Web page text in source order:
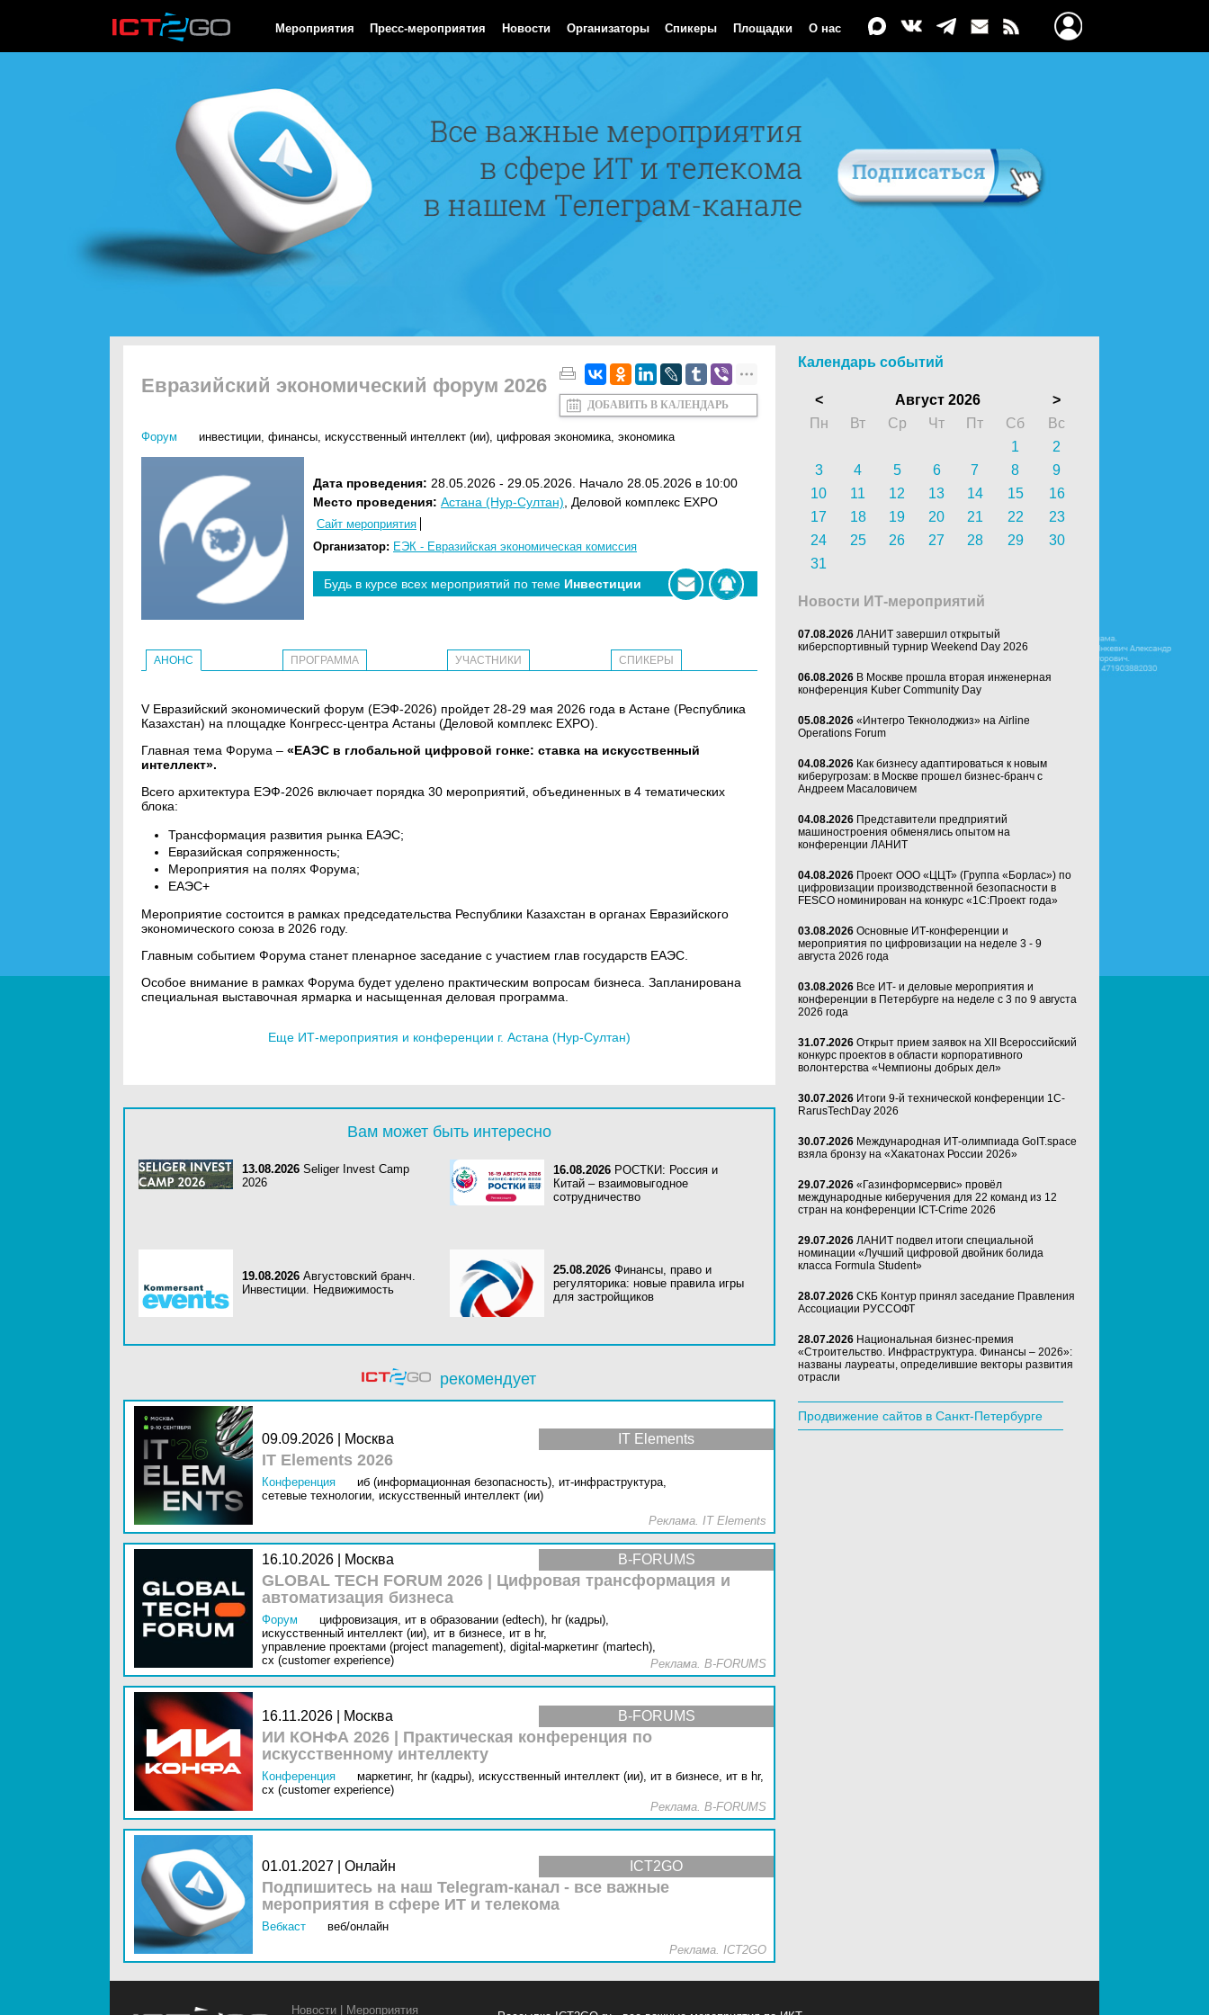
Мероприятия Пресс-мероприятия Новости Организаторы Спикеры Площадки О нас
Евразийский экономический форум 2026
ДОБАВИТЬ В КАЛЕНДАРЬ
Форум инвестиции, финансы, искусственный интеллект (ии), цифровая экономика, экономика
Дата проведения: 28.05.2026 - 29.05.2026. Начало 28.05.2026 в 10:00
Место проведения: Астана (Нур-Султан) , Деловой комплекс EXPO
Сайт мероприятия
Организатор: ЕЭК - Евразийская экономическая комиссия
Будь в курсе всех мероприятий по теме Инвестиции
АНОНС ПРОГРАММА УЧАСТНИКИ СПИКЕРЫ
V Евразийский экономический форум (ЕЭФ-2026) пройдет 28-29 мая 2026 года в Астане (Республика
Казахстан) на площадке Конгресс-центра Астаны (Деловой комплекс EXPO).
Главная тема Форума – «ЕАЭС в глобальной цифровой гонке: ставка на искусственный
интеллект».
Всего архитектура ЕЭФ-2026 включает порядка 30 мероприятий, объединенных в 4 тематических
блока:
Трансформация развития рынка ЕАЭС;
Евразийская сопряженность;
Мероприятия на полях Форума;
ЕАЭС+
Мероприятие состоится в рамках председательства Республики Казахстан в органах Евразийского
экономического союза в 2026 году.
Главным событием Форума станет пленарное заседание с участием глав государств ЕАЭС.
Особое внимание в рамках Форума будет уделено практическим вопросам бизнеса. Запланирована
специальная выставочная ярмарка и насыщенная деловая программа.
Еще ИТ-мероприятия и конференции г. Астана (Нур-Султан)
Вам может быть интересно
13.08.2026 Seliger Invest Camp
2026
16.08.2026 РОСТКИ: Россия и
Китай – взаимовыгодное
сотрудничество
19.08.2026 Августовский бранч.
Инвестиции. Недвижимость
25.08.2026 Финансы, право и
регуляторика: новые правила игры
для застройщиков
рекомендует
IT Elements
09.09.2026 | Москва
IT Elements 2026
Конференция иб (информационная безопасность), ит-инфраструктура,
сетевые технологии, искусственный интеллект (ии)
Реклама. IT Elements
B-FORUMS
16.10.2026 | Москва
GLOBAL TECH FORUM 2026 | Цифровая трансформация и
автоматизация бизнеса
Форум цифровизация, ит в образовании (edtech), hr (кадры),
искусственный интеллект (ии), ит в бизнесе, ит в hr,
управление проектами (project management), digital-маркетинг (martech),
cx (customer experience)
Реклама. B-FORUMS
B-FORUMS
16.11.2026 | Москва
ИИ КОНФА 2026 | Практическая конференция по
искусственному интеллекту
Конференция маркетинг, hr (кадры), искусственный интеллект (ии), ит в бизнесе, ит в hr,
cx (customer experience)
Реклама. B-FORUMS
ICT2GO
01.01.2027 | Онлайн
Подпишитесь на наш Telegram-канал - все важные
мероприятия в сфере ИТ и телекома
Вебкаст
веб/онлайн
Реклама. ICT2GO
Календарь событий
< Август 2026
>
Пн
Вт Ср Чт Пт Сб
Вс
1
2
3
4 5 6 7 8
9
10
11 12 13 14 15
16
17
18 19 20 21 22
23
24
25 26 27 28 29
30
31
Новости ИТ-мероприятий
07.08.2026 ЛАНИТ завершил открытый
киберспортивный турнир Weekend Day 2026
06.08.2026 В Москве прошла вторая инженерная
конференция Kuber Community Day
05.08.2026 «Интегро Текнолоджиз» на Airline
Operations Forum
04.08.2026 Как бизнесу адаптироваться к новым
киберугрозам: в Москве прошел бизнес-бранч с
Андреем Масаловичем
04.08.2026 Представители предприятий
машиностроения обменялись опытом на
конференции ЛАНИТ
04.08.2026 Проект ООО «ЦЦТ» (Группа «Борлас») по
цифровизации производственной безопасности в
FESCO номинирован на конкурс «1С:Проект года»
03.08.2026 Основные ИТ-конференции и
мероприятия по цифровизации на неделе 3 - 9
августа 2026 года
03.08.2026 Все ИТ- и деловые мероприятия и
конференции в Петербурге на неделе с 3 по 9 августа
2026 года
31.07.2026 Открыт прием заявок на XII Всероссийский
конкурс проектов в области корпоративного
волонтерства «Чемпионы добрых дел»
30.07.2026 Итоги 9-й технической конференции 1C-
RarusTechDay 2026
30.07.2026 Международная ИТ-олимпиада GoIT.space
взяла бронзу на «Хакатонах России 2026»
29.07.2026 «Газинформсервис» провёл
международные киберучения для 22 команд из 12
стран на конференции ICT-Crime 2026
29.07.2026 ЛАНИТ подвел итоги специальной
номинации «Лучший цифровой двойник болида
класса Formula Student»
28.07.2026 СКБ Контур принял заседание Правления
Ассоциации РУССОФТ
28.07.2026 Национальная бизнес-премия
«Строительство. Инфраструктура. Финансы – 2026»:
названы лауреаты, определившие векторы развития
отрасли
Продвижение сайтов в Санкт-Петербурге
Новости Мероприятия